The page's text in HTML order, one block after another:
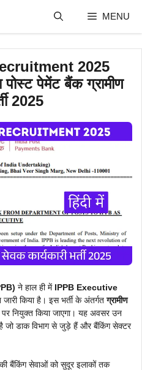
MENU
2025
पेमेंट बैंक ग्रामीण
2025
ने हाल ही में IPPB Executive
जारी किया है। इस भर्ती के अंतर्गतग्रामीण
नियुक्त किया जाएगा। यह अवसर उन
है जो डाक विभाग से जुड़े हैं और बैंकिंग सेक्टर
बैंकिंग सेवाओं को सुदूर इलाकों तक